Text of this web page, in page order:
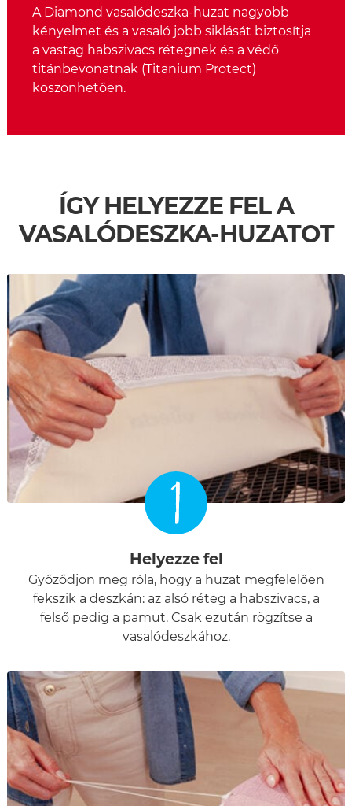
A Diamond vasalódeszka-huzat nagyobb
kényelmet és a vasaló jobb siklását biztosítja
a vastag habszivacs rétegnek és a védő
titánbevonatnak (Titanium Protect)
köszönhetően.
ÍGY HELYEZZE FEL A
VASALÓDESZKA-HUZATOT
1
Helyezze fel
Győződjön meg róla, hogy a huzat megfelelően
fekszik a deszkán: az alsó réteg a habszivacs, a
felső pedig a pamut. Csak ezután rögzítse a
vasalódeszkához.